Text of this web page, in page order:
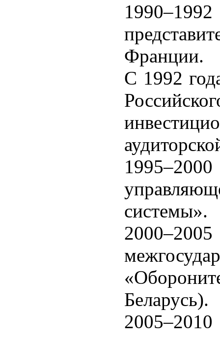
Франции.
С 1992
системы».
Беларусь).
2005–2010